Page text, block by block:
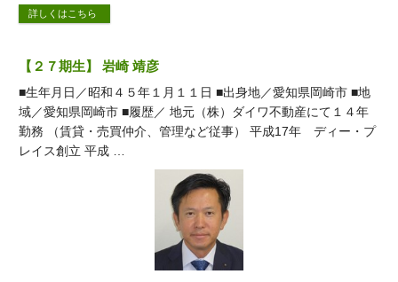
詳しくはこちら
【２７期生】 岩崎 靖彦
■生年月日／昭和４５年１月１１日 ■出身地／愛知県岡崎市 ■地
域／愛知県岡崎市 ■履歴／ 地元（株）ダイワ不動産にて１４年
勤務 （賃貸・売買仲介、管理など従事） 平成17年 ディー・プ
レイス創立 平成 …